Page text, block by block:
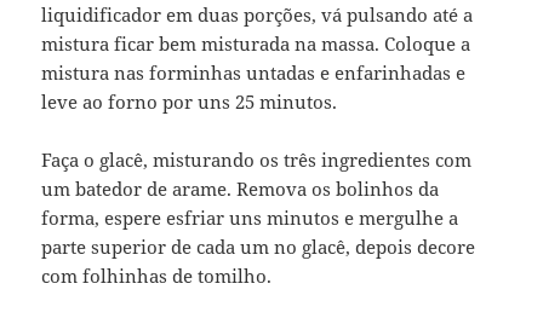
liquidificador em duas porções, vá pulsando até a
mistura ficar bem misturada na massa. Coloque a
mistura nas forminhas untadas e enfarinhadas e
leve ao forno por uns 25 minutos.
Faça o glacê, misturando os três ingredientes com
um batedor de arame. Remova os bolinhos da
forma, espere esfriar uns minutos e mergulhe a
parte superior de cada um no glacê, depois decore
com folhinhas de tomilho.